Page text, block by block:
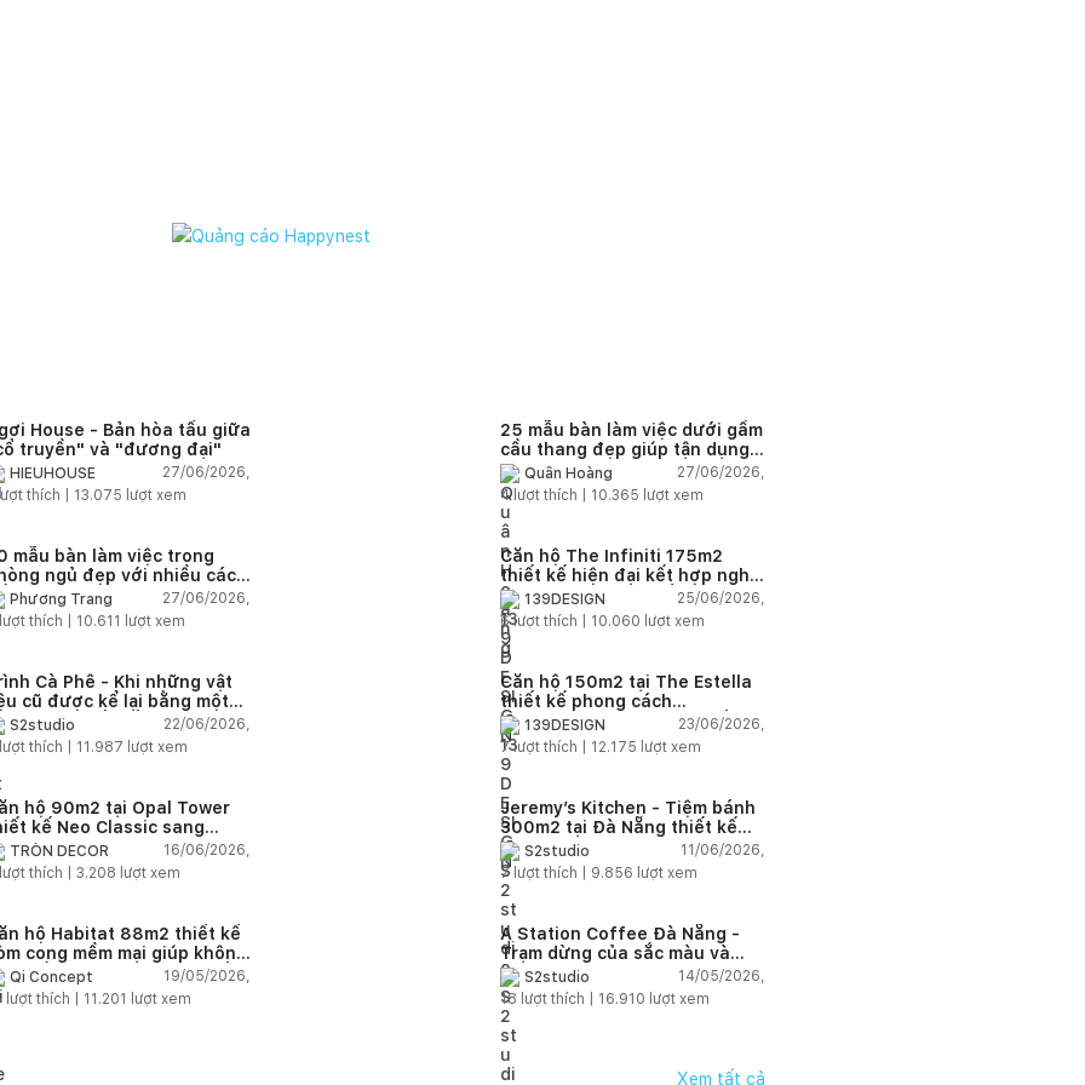
House - Bản hòa tấu giữa
truyền" và "đương đại"
HIEUHOUSE
27/06/2026,
thích | 13.075 lượt xem
25 mẫu bàn làm việc dưới gầm
cầu thang đẹp giúp tận dụng
diện tích tưởng chừng bị bỏ
quên
Quân Hoàng
27/06/2026,
4lượt thích | 10.365 lượt xem
mẫu bàn làm việc trong
ngủ đẹp với nhiều cách
trí thông minh cho mọi diện
Phương Trang
27/06/2026,
lượt thích | 10.611 lượt xem
Căn hộ The Infiniti 175m2
thiết kế hiện đại kết hợp nghệ
thuật Modern Art đầy cảm xúc
139DESIGN
25/06/2026,
6lượt thích | 10.060 lượt xem
Cà Phê - Khi những vật
cũ được kể lại bằng một
ngữ thiết kế mới
S2studio
22/06/2026,
lượt thích | 11.987 lượt xem
Căn hộ 150m2 tại The Estella
thiết kế phong cách
Farmhouse thanh lịch và ấm
áp
139DESIGN
23/06/2026,
7lượt thích | 12.175 lượt xem
hộ 90m2 tại Opal Tower
kế Neo Classic sang
cho gia đình trẻ
TRÒN DECOR
16/06/2026,
lượt thích | 3.208 lượt xem
Jeremy’s Kitchen - Tiệm bánh
300m2 tại Đà Nẵng thiết kế
phong cách công nghiệp hiện
đại ngập tràn ánh sáng tự
nhiên
S2studio
11/06/2026,
7 lượt thích | 9.856 lượt xem
hộ Habitat 88m2 thiết kế
cong mềm mại giúp không
sống hiện đại trở nên ấm
hơn
Qi Concept
19/05/2026,
lượt thích | 11.201 lượt xem
A Station Coffee Đà Nẵng -
Trạm dừng của sắc màu và
cảm hứng
S2studio
14/05/2026,
18 lượt thích | 16.910 lượt xem
Xem tất cả